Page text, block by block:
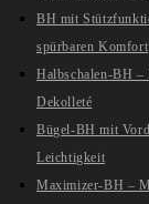
BH mit
spürbaren Komfort
Halbschalen-BH –
Dekolleté
Bügel-BH mit
Leichtigkeit
Maximizer-BH –